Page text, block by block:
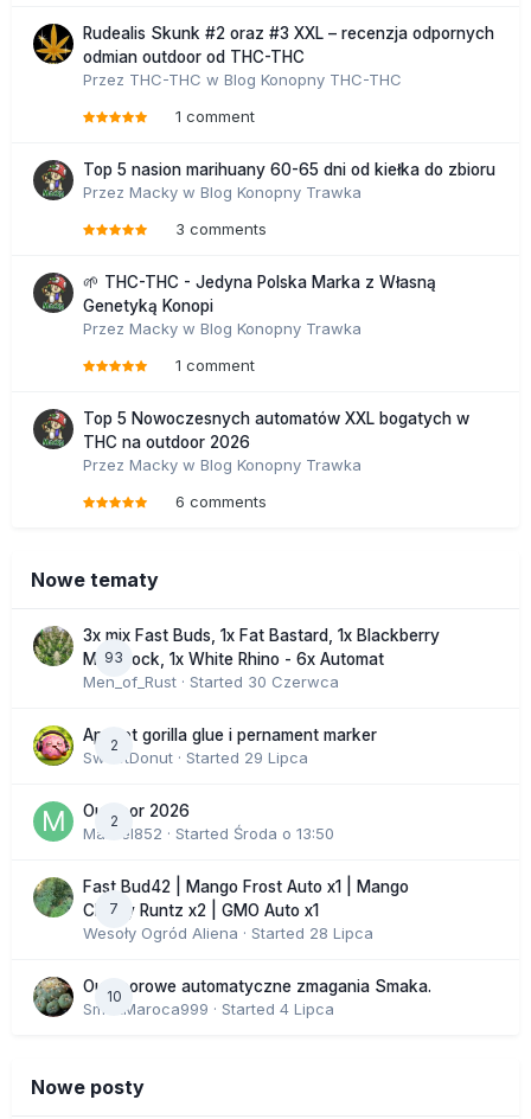
Rudealis Skunk #2 oraz #3 XXL – recenzja odpornych
odmian outdoor od THC-THC
Przez THC-THC w Blog Konopny THC-THC
1 comment
Top 5 nasion marihuany 60-65 dni od kiełka do zbioru
Przez Macky w Blog Konopny Trawka
3 comments
🌱 THC-THC - Jedyna Polska Marka z Własną
Genetyką Konopi
Przez Macky w Blog Konopny Trawka
1 comment
Top 5 Nowoczesnych automatów XXL bogatych w
THC na outdoor 2026
Przez Macky w Blog Konopny Trawka
6 comments
Nowe tematy
93
3x mix Fast Buds, 1x Fat Bastard, 1x Blackberry
Moonrock, 1x White Rhino - 6x Automat
Men_of_Rust · Started 30 Czerwca
2
Apricot gorilla glue i pernament marker
SweetDonut · Started 29 Lipca
2
Outdoor 2026
Marcel852 · Started Środa o 13:50
7
Fast Bud42 | Mango Frost Auto x1 | Mango
Cherry Runtz x2 | GMO Auto x1
Wesoły Ogród Aliena · Started 28 Lipca
10
Outdoorowe automatyczne zmagania Smaka.
SmakMaroca999 · Started 4 Lipca
Nowe posty